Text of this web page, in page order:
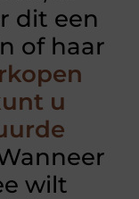
dit een
of haar
u
wilt